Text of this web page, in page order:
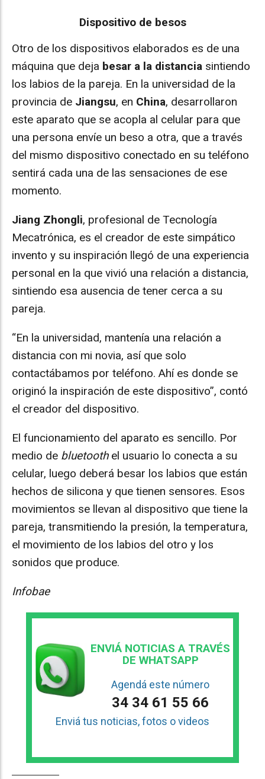
Dispositivo de besos
Otro de los dispositivos elaborados es de una
máquina que deja besar a la distancia sintiendo
los labios de la pareja. En la universidad de la
provincia de Jiangsu, en China, desarrollaron
este aparato que se acopla al celular para que
una persona envíe un beso a otra, que a través
del mismo dispositivo conectado en su teléfono
sentirá cada una de las sensaciones de ese
momento.
Jiang Zhongli, profesional de Tecnología
Mecatrónica, es el creador de este simpático
invento y su inspiración llegó de una experiencia
personal en la que vivió una relación a distancia,
sintiendo esa ausencia de tener cerca a su
pareja.
“En la universidad, mantenía una relación a
distancia con mi novia, así que solo
contactábamos por teléfono. Ahí es donde se
originó la inspiración de este dispositivo”, contó
el creador del dispositivo.
El funcionamiento del aparato es sencillo. Por
medio de bluetooth el usuario lo conecta a su
celular, luego deberá besar los labios que están
hechos de silicona y que tienen sensores. Esos
movimientos se llevan al dispositivo que tiene la
pareja, transmitiendo la presión, la temperatura,
el movimiento de los labios del otro y los
sonidos que produce.
Infobae
ENVIÁ NOTICIAS A TRAVÉS
DE WHATSAPP
Agendá este número
34 34 61 55 66
Enviá tus noticias, fotos o videos